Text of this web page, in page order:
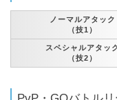
ノーマルアタック
（技1）
スペシャルアタッ
（技2）